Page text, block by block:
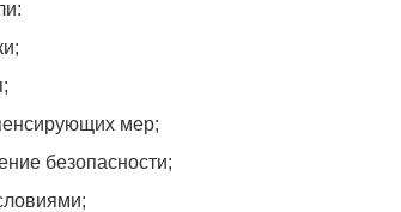
мер;
безопасности;